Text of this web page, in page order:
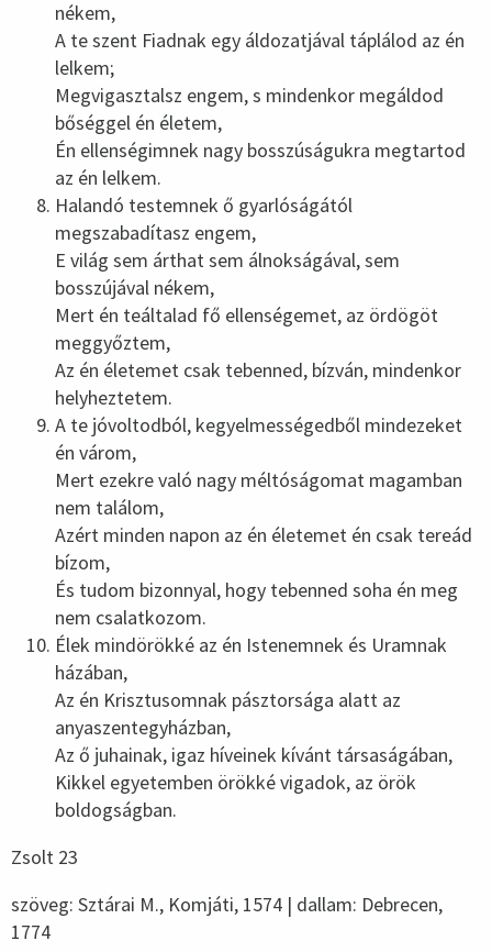
nékem,
A te szent Fiadnak egy áldozatjával táplálod az én
lelkem;
Megvigasztalsz engem, s mindenkor megáldod
bőséggel én életem,
Én ellenségimnek nagy bosszúságukra megtartod
az én lelkem.
Halandó testemnek ő gyarlóságától
megszabadítasz engem,
E világ sem árthat sem álnokságával, sem
bosszújával nékem,
Mert én teáltalad fő ellenségemet, az ördögöt
meggyőztem,
Az én életemet csak tebenned, bízván, mindenkor
helyheztetem.
A te jóvoltodból, kegyelmességedből mindezeket
én várom,
Mert ezekre való nagy méltóságomat magamban
nem találom,
Azért minden napon az én életemet én csak tereád
bízom,
És tudom bizonnyal, hogy tebenned soha én meg
nem csalatkozom.
Élek mindörökké az én Istenemnek és Uramnak
házában,
Az én Krisztusomnak pásztorsága alatt az
anyaszentegyházban,
Az ő juhainak, igaz híveinek kívánt társaságában,
Kikkel egyetemben örökké vigadok, az örök
boldogságban.
Zsolt 23
szöveg: Sztárai M., Komjáti, 1574 | dallam: Debrecen,
1774